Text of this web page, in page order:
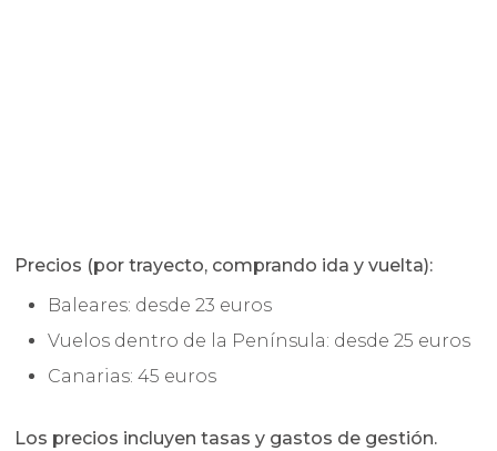
Precios (por trayecto, comprando ida y vuelta):
Baleares: desde 23 euros
Vuelos dentro de la Península: desde 25 euros
Canarias: 45 euros
Los precios incluyen tasas y gastos de gestión.